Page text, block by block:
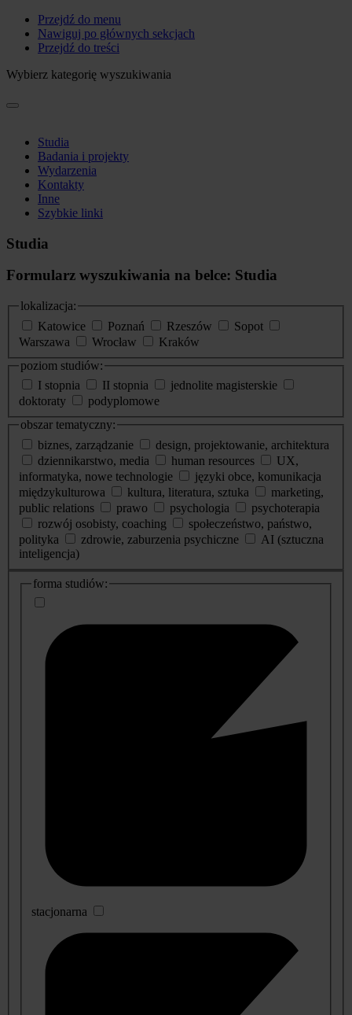
Przejdź do menu
Nawiguj po głównych sekcjach
Przejdź do treści
Wybierz kategorię wyszukiwania
Studia
Badania i projekty
Wydarzenia
Kontakty
Inne
Szybkie linki
Studia
Formularz wyszukiwania na belce: Studia
lokalizacja:
Katowice
Poznań Rzeszów
Sopot
Warszawa
Wrocław
Kraków
poziom studiów:
I stopnia
II stopnia
jednolite magisterskie
doktoraty
podyplomowe
obszar tematyczny:
biznes, zarządzanie
design, projektowanie, architektura
dziennikarstwo, media
human resources
UX,
informatyka, nowe technologie
języki obce, komunikacja
międzykulturowa
kultura, literatura, sztuka
marketing,
public relations
prawo psychologia
psychoterapia
rozwój osobisty, coaching
społeczeństwo, państwo,
polityka
zdrowie, zaburzenia psychiczne
AI (sztuczna
inteligencja)
dodatkowe
informacje
forma studiów:
stacjonarna